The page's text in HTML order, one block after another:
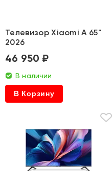
Телевизор Xiaomi A 65"
2026
46 950 ₽
В наличии
В Корзину